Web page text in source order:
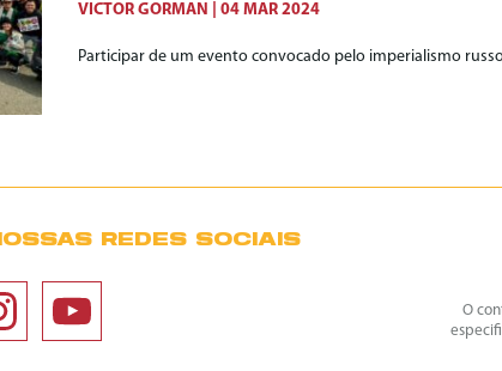
VICTOR GORMAN 04 MAR 2024
Participar de um evento convocado pelo imperialismo
REDES SOCIAIS
O